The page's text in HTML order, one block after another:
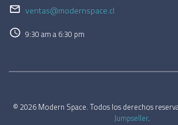
ventas@modernspace.cl
9:30 am a 6:30 pm
© 2026 Modern Space. Todos los derechos
Jumpseller.